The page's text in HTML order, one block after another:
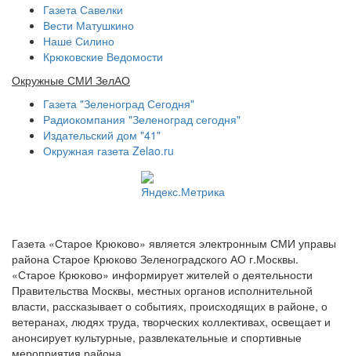
Газета Савелки
Вести Матушкино
Наше Силино
Крюковские Ведомости
Окружные СМИ ЗелАО
Газета "Зеленоград Сегодня"
Радиокомпания "Зеленоград сегодня"
Издательский дом "41"
Окружная газета Zelao.ru
Газета «Старое Крюково» является электронным СМИ управы
района Старое Крюково Зеленоградского АО г.Москвы.
«Старое Крюково» информирует жителей о деятельности
Правительства Москвы, местных органов исполнительной
власти, рассказывает о событиях, происходящих в районе, о
ветеранах, людях труда, творческих коллективах, освещает и
анонсирует культурные, развлекательные и спортивные